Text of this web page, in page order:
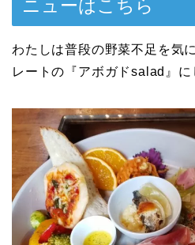
ニューはこちら
わたしは普段の野菜不足を気
レートの『アボガドsalad』に